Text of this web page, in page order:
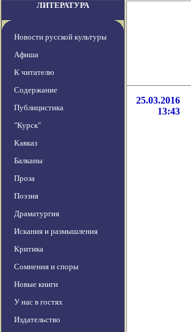
ЛИТЕРАТУРА
Новости русской культуры
Афиша
К читателю
Содержание
Публицистика
"Курск"
Кавказ
Балканы
Проза
Поэзия
Драматургия
Искания и размышления
Критика
Сомнения и споры
Новые книги
У нас в гостях
Издательство
25.03.2016
13:43